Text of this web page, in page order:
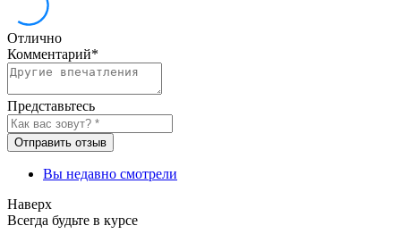
Отлично
Комментарий*
Представьтесь
Отправить отзыв
Вы недавно смотрели
Наверх
Всегда будьте в курсе